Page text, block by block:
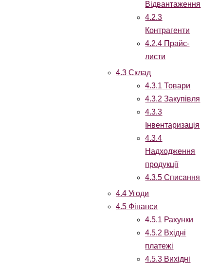
Відвантаження
4.2.3
Контрагенти
4.2.4 Прайс-
листи
4.3 Склад
4.3.1 Товари
4.3.2 Закупівля
4.3.3
Інвентаризація
4.3.4
Надходження
продукції
4.3.5 Списання
4.4 Угоди
4.5 Фінанси
4.5.1 Рахунки
4.5.2 Вхідні
платежі
4.5.3 Вихідні